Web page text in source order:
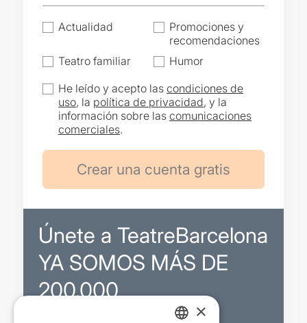
Actualidad
Promociones y
recomendaciones
Teatro familiar
Humor
He leído y acepto lascondiciones de
uso, la política de privacidad, y la
información sobre lascomunicaciones
comerciales.
Únete a TeatreBarcelona
YA SOMOS MÁS DE
200.000
×